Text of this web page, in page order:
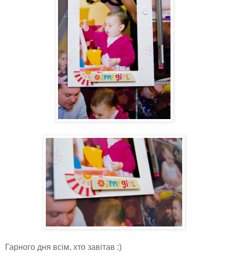
Гарного дня всім, хто завітав :)